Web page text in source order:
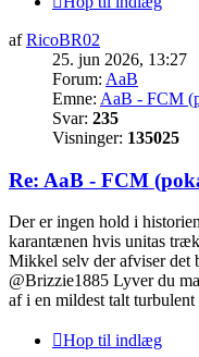
afRicoBR02
25. jun 2026, 13:27
Forum: AaB
Emne: AaB - FCM
Svar: 235
Visninger: 135025
Re: AaB - FCM
Der er ingen hold i
karantænen hvis unitas
Mikkel selv der afviser det
@Brizzie1885 Lyver du
af i en mildest talt
Hop til indlæg